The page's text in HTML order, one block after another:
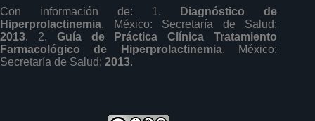
Con información de: 1.
Diagnóstico de
Hiperprolactinemia. México: Secretaría de Salud;
2013. 2. Guía de Práctica Clínica Tratamiento
Farmacológico de Hiperprolactinemia. México:
Secretaría de Salud; 2013.